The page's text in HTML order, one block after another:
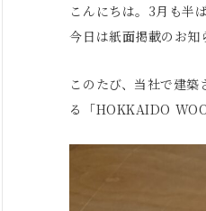
こんにちは。3月も半
今日は紙面掲載のお知
このたび、当社で建
る「HOKKAIDO